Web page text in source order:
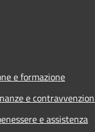
e formazione
e
e assistenza